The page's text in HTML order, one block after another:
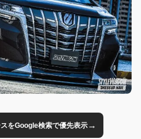
をGoogle検索で優先表示→